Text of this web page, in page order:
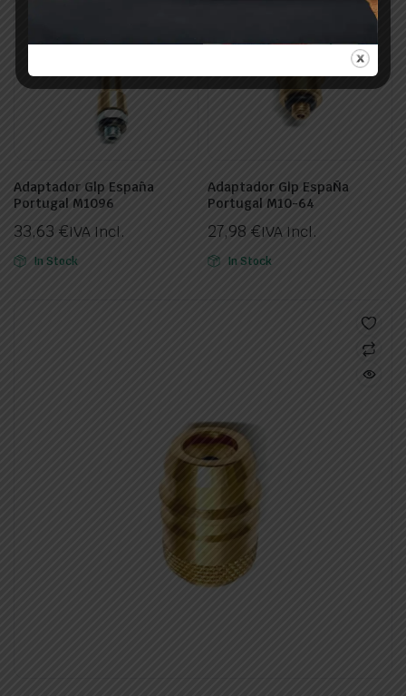
Adaptador Glp España
Portugal M1096
33,63 €IVA Incl.
In Stock
Adaptador Glp EspaÑa
Portugal M10-64
27,98 €IVA Incl.
In Stock